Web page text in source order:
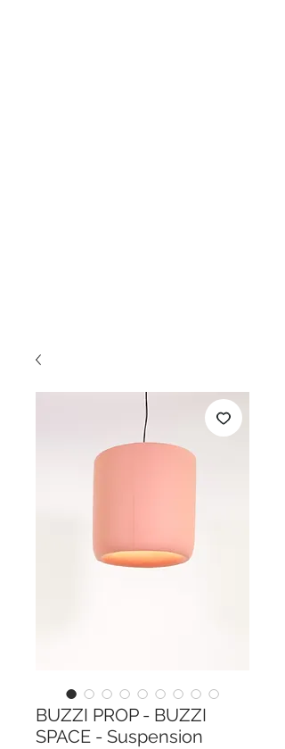
BUZZI PROP - BUZZI
SPACE - Suspension